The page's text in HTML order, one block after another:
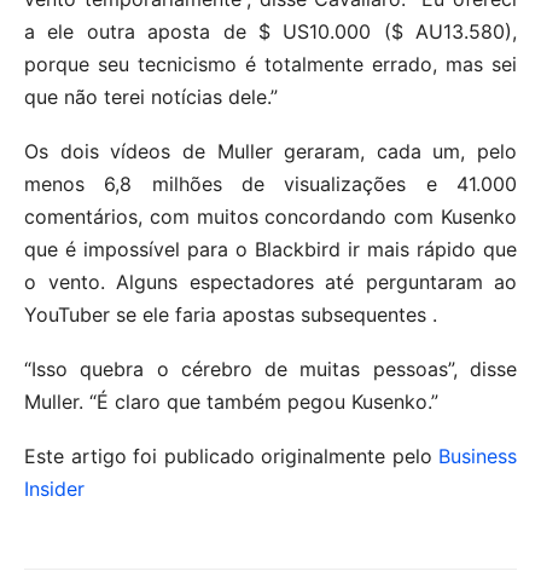
a ele outra aposta de $ US10.000 ($ AU13.580),
porque seu tecnicismo é totalmente errado, mas sei
que não terei notícias dele.”
Os dois vídeos de Muller geraram, cada um, pelo
menos 6,8 milhões de visualizações e 41.000
comentários, com muitos concordando com Kusenko
que é impossível para o Blackbird ir mais rápido que
o vento. Alguns espectadores até perguntaram ao
YouTuber se ele faria apostas subsequentes .
“Isso quebra o cérebro de muitas pessoas”, disse
Muller. “É claro que também pegou Kusenko.”
Este artigo foi publicado originalmente pelo Business
Insider